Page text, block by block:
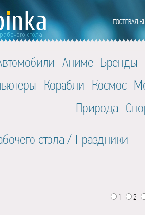
Аниме Бренды
Корабли Космос
Природа
стола / Праздники
1 2